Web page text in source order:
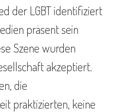
der LGBT identifiziert
präsent sein
Szene wurden
akzeptiert.
die
praktizierten, keine